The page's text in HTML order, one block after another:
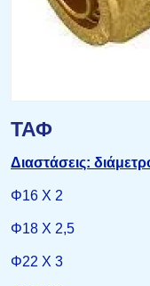
ΤΑΦ
Διαστάσεις:
Φ16 Χ 2
Φ18 Χ 2,5
Φ22 Χ 3